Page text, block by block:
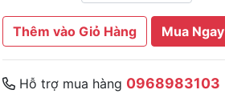
Thêm vào Giỏ Hàng Mua Ngay
Hỗ trợ mua hàng 0968983103